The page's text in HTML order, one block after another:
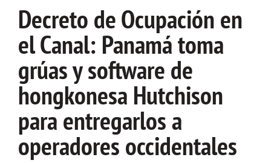
Decreto de Ocupación en
el Canal: Panamá toma
grúas y software de
hongkonesa Hutchison
para entregarlos a
operadores occidentales